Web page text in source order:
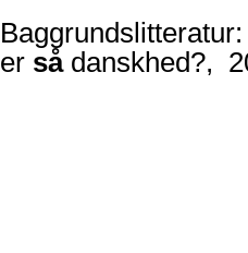
er sådanskhed?,